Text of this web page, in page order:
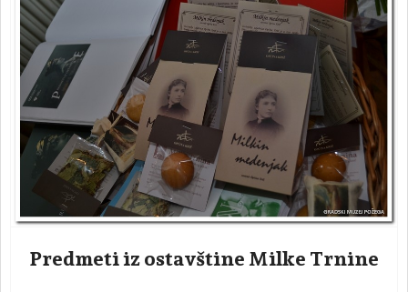
Predmeti iz ostavštine Milke Trnine